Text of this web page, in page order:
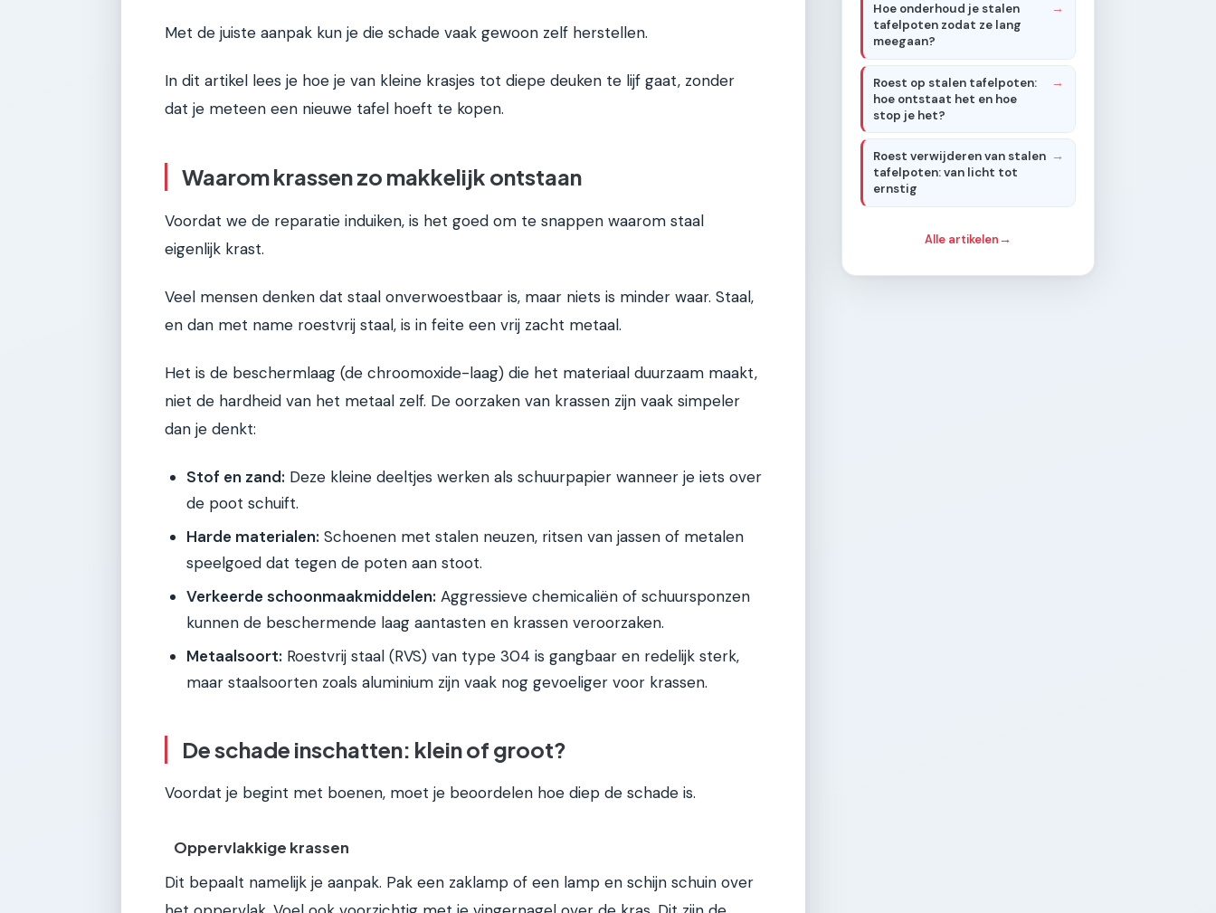
Met de juiste aanpak kun je die schade vaak gewoon zelf herstellen.
In dit artikel lees je hoe je van kleine krasjes tot diepe deuken te lijf gaat, zonder
dat je meteen een nieuwe tafel hoeft te kopen.
Waarom krassen zo makkelijk ontstaan
Voordat we de reparatie induiken, is het goed om te snappen waarom staal
eigenlijk krast.
Veel mensen denken dat staal onverwoestbaar is, maar niets is minder waar. Staal,
en dan met name roestvrij staal, is in feite een vrij zacht metaal.
Het is de beschermlaag (de chroomoxide-laag) die het materiaal duurzaam maakt,
niet de hardheid van het metaal zelf. De oorzaken van krassen zijn vaak simpeler
dan je denkt:
Stof en zand: Deze kleine deeltjes werken als schuurpapier wanneer je iets over
de poot schuift.
Harde materialen: Schoenen met stalen neuzen, ritsen van jassen of metalen
speelgoed dat tegen de poten aan stoot.
Verkeerde schoonmaakmiddelen: Aggressieve chemicaliën of schuursponzen
kunnen de beschermende laag aantasten en krassen veroorzaken.
Metaalsoort: Roestvrij staal (RVS) van type 304 is gangbaar en redelijk sterk,
maar staalsoorten zoals aluminium zijn vaak nog gevoeliger voor krassen.
De schade inschatten: klein of groot?
Voordat je begint met boenen, moet je beoordelen hoe diep de schade is.
Oppervlakkige krassen
Dit bepaalt namelijk je aanpak. Pak een zaklamp of een lamp en schijn schuin over
Hoe onderhoud je stalen
tafelpoten zodat ze lang
meegaan?
Roest op stalen tafelpoten:
hoe ontstaat het en hoe
stop je het?
Roest verwijderen van stalen
tafelpoten: van licht tot
ernstig
Alle artikelen